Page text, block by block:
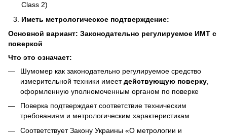
Class 2)
Иметь метрологическое подтверждение:
Основной вариант: Законодательно регулируемое ИМТ с
поверкой
Что это означает:
Шумомер как законодательно регулируемое средство
измерительной техники имеетдействующую поверку
оформленную уполномоченным органом по поверке
Поверка подтверждает соответствие техническим
требованиям и метрологическим характеристикам
Соответствует Закону Украины «О метрологии и